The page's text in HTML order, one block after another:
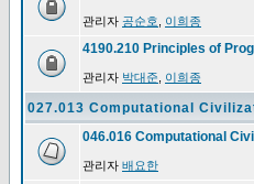
관리자 공순호 이희종
4190.210 Principles of
관리자 박대준 이희종
027.013 Computational
046.016 Computational
관리자 배요한